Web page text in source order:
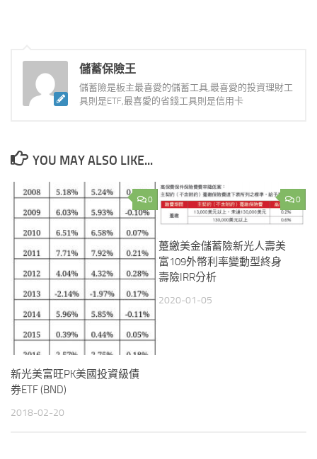
儲蓄保險王
儲蓄險是板主最喜愛的儲蓄工具,最喜愛的投資理財工
具則是ETF,最喜愛的省錢工具則是信用卡
YOU MAY ALSO LIKE...
0
新光美富旺PK美國投資級債
券ETF (BND)
2018-02-20
0
躉繳美金儲蓄險新光人壽美
富109外幣利率變動型終身
壽險IRR分析
2020-01-05